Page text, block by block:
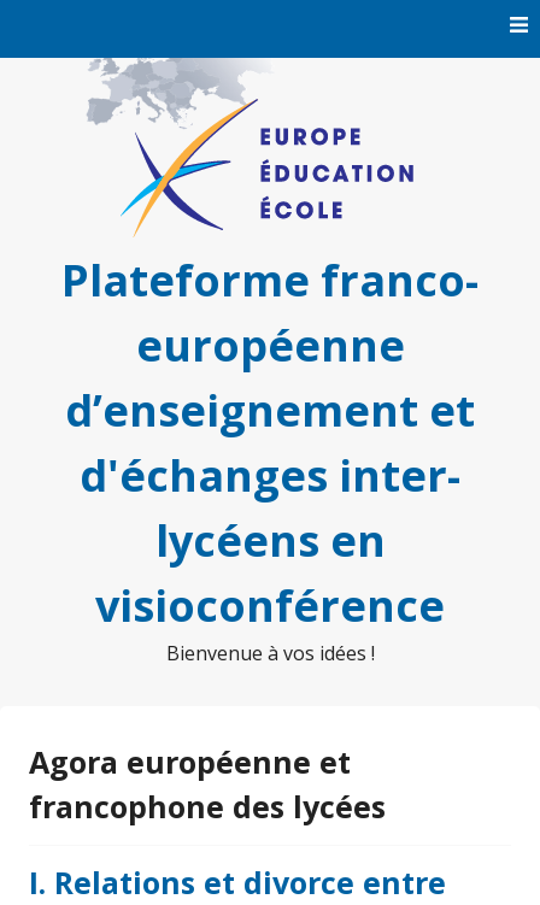
Plateforme franco-
européenne
d’enseignement et
d'échanges inter-
lycéens en
visioconférence
Bienvenue à vos idées !
Agora européenne et
francophone des lycées
I. Relations et divorce entre